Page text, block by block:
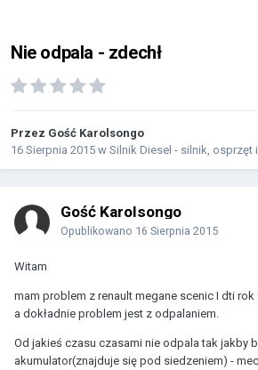
Nie odpala - zdechł
Przez Gość Karolsongo
16 Sierpnia 2015 w Silnik Diesel - silnik, osprzęt
Gość Karolsongo
Opublikowano 16 Sierpnia 2015
Witam
mam problem z renault megane scenic I dti
a dokładnie problem jest z odpalaniem.
Od jakieś czasu czasami nie odpala tak jakby
akumulator(znajduje się pod siedzeniem) -